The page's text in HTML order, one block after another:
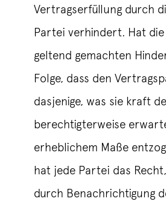
Vertragserfüllung durch
Partei verhindert. Hat
geltend gemachten
Folge, dass den
dasjenige, was sie kraft
berechtigterweise
erheblichem Maße
hat jede Partei das
durch Benachrichtigung